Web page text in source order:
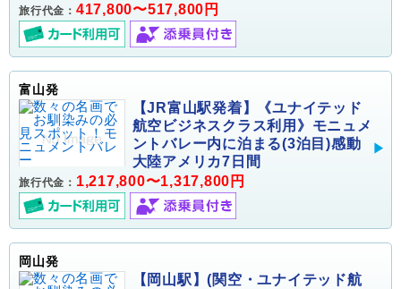
旅行代金： 417,800〜517,800円
富山発
【JR富山駅発着】《ユナイテッド
航空ビジネスクラス利用》モニュメ
ントバレー内に泊まる(3泊目)感動
大陸アメリカ7日間
旅行代金： 1,217,800〜1,317,800円
岡山発
【岡山駅】(関空・ユナイテッド航